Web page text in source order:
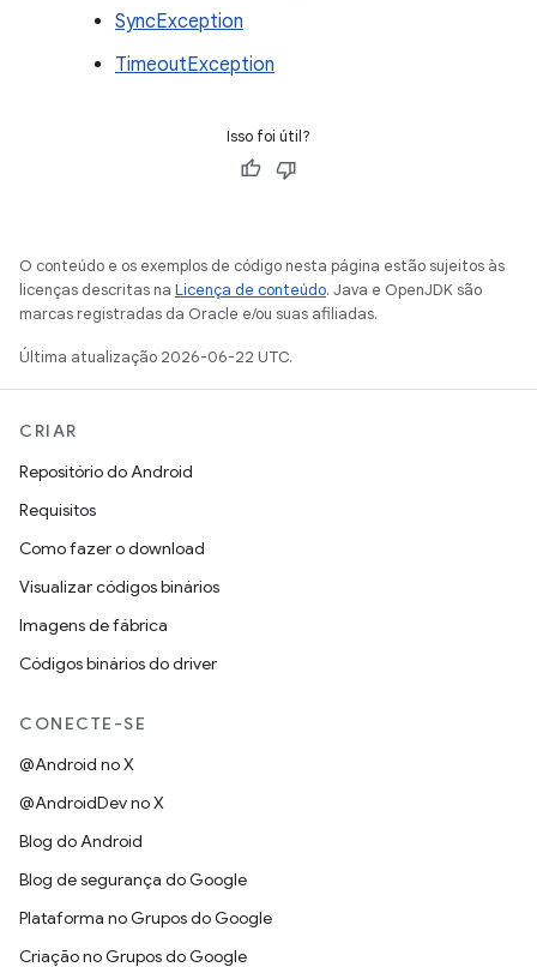
SyncException
TimeoutException
Isso foi útil?
O conteúdo e os exemplos de código nesta página estão sujeitos às
licenças descritas na Licença de conteúdo. Java e OpenJDK são
marcas registradas da Oracle e/ou suas afiliadas.
Última atualização 2026-06-22 UTC.
CRIAR
Repositório do Android
Requisitos
Como fazer o download
Visualizar códigos binários
Imagens de fábrica
Códigos binários do driver
CONECTE-SE
@Android no X
@AndroidDev no X
Blog do Android
Blog de segurança do Google
Plataforma no Grupos do Google
Criação no Grupos do Google